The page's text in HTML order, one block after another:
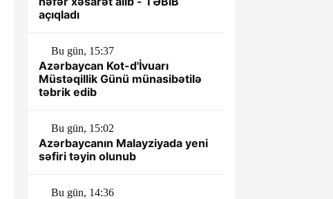
açıqladı
Bu gün, 15:37
Azərbaycan Kot-d'İvuarı
Müstəqillik Günü münasibətilə
təbrik edib
Bu gün, 15:02
Azərbaycanın Malayziyada yeni
səfiri təyin olunub
Bu gün, 14:36